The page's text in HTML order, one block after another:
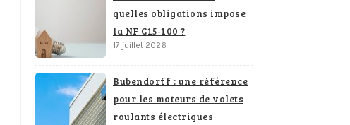
quelles obligations impose
la NF C15-100 ?
17 juillet 2026
Bubendorff : une référence
pour les moteurs de volets
roulants électriques